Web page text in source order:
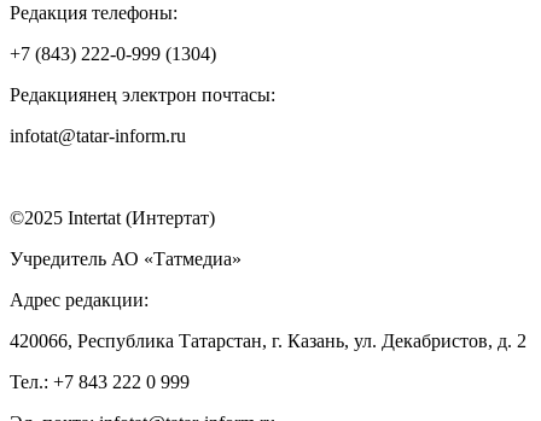
Редакция телефоны:
+7 (843) 222-0-999 (1304)
Редакциянең электрон почтасы:
infotat@tatar-inform.ru
©2025 Intertat (Интертат)
Учредитель АО «Татмедиа»
Адрес редакции:
420066, Республика Татарстан, г. Казань, ул. Декабристов, д. 2
Тел.: +7 843 222 0 999